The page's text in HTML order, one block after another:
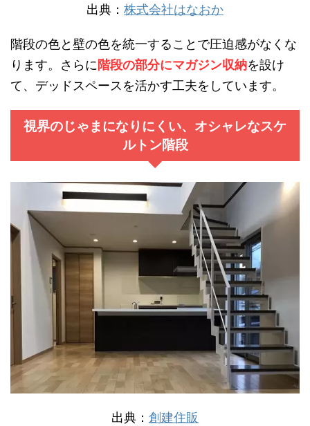
出典： 株式会社はなおか
階段の色と壁の色を統一することで圧迫感がなくな
ります。さらに階段の部分にマガジン収納を設け
て、デッドスペースを活かす工夫をしています。
視界のじゃまになりにくい、オシャレなスケ
ルトン階段
出典： 創建住販